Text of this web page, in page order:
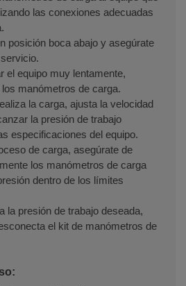
las conexiones adecuadas
posición boca abajo y asegúrate
el equipo muy lentamente,
manómetros de carga.
la carga, ajusta la velocidad
la presión de trabajo
especificaciones del equipo.
de carga, asegúrate de
los manómetros de carga
dentro de los límites
la presión de trabajo deseada,
el kit de manómetros de